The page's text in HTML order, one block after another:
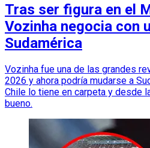
Tras ser figura en el
Vozinha negocia con
Sudamérica
Vozinha fue una de las grandes
2026 y ahora podría mudarse a
Chile lo tiene en carpeta y desde
bueno.